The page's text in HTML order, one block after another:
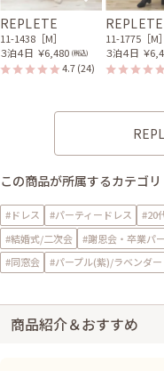
REPLETE
11-1438［M］
３泊４日 ￥6,480 (税込)
4.7(24)
REPLETE
11-1775［M］
３泊４日 ￥
この商品が所属するカテゴリ
#ドレス #パーティードレス #20
#結婚式/二次会
#謝恩会・卒業パ
#同窓会
#パープル(紫)/ラベンダー
商品紹介＆おすすめ